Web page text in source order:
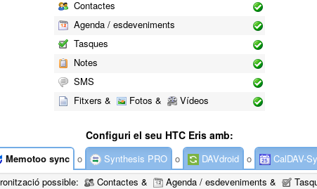
Contactes
Agenda / esdeveniments
Tasques
Notes
SMS
Fitxers &
Fotos & Vídeos
Configuri el seu HTC Eris amb:
Memotoo sync o Synthesis PRO o DAVdroid o
CalDAV-
possible:
Contactes & Agenda / esdeveniments &